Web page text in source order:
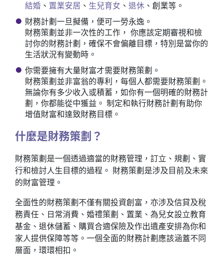
結婚 、 置業安居 、 生兒育女 、 退休 、創業等。
財務計劃一旦擬備，便可一勞永逸。
財務策劃並非一次性的工作， 你應該定期審視和檢
討你的財務計劃，確保不會偏離目標，特別是當你的
生活狀況有變動時。
你需要擁有大量財富才需要財務策劃。
財務策劃並非富翁的專利，每個人都需要財務策劃。
無論你有多少收入或積蓄，如你有一個明確的財務計
劃，你都能從中獲益。 制定和執行財務計劃有助你
增值財富和達致財務目標。
什麼是財務策劃？
財務策劃是一個透過適當的財務管理，訂立、規劃、實
行和檢討人生目標的過程。 財務策劃是涉及目前及未來
的財富管理。
全面性的財務策劃不僅有關投資創富，亦涉及信貸及稅
務責任、日常消費、婚禮策劃、置業、為兒女設立教育
基金、退休儲蓄、購買合適保險及作出遺產安排為你和
家人提供保障等等。一個全面的財務計劃應該涵蓋不同
層面，環環相扣。